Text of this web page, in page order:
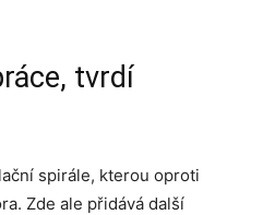
tvrdí
spirále, kterou oproti
Zde ale přidává další